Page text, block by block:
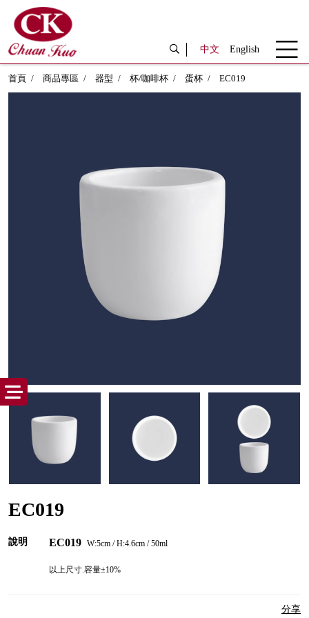
中文 English
首頁 商品專區 器型 杯/咖啡杯 蛋杯 EC019
EC019
說明 EC019 W:5cm / H:4.6cm / 50ml
以上尺寸.容量±10%
分享